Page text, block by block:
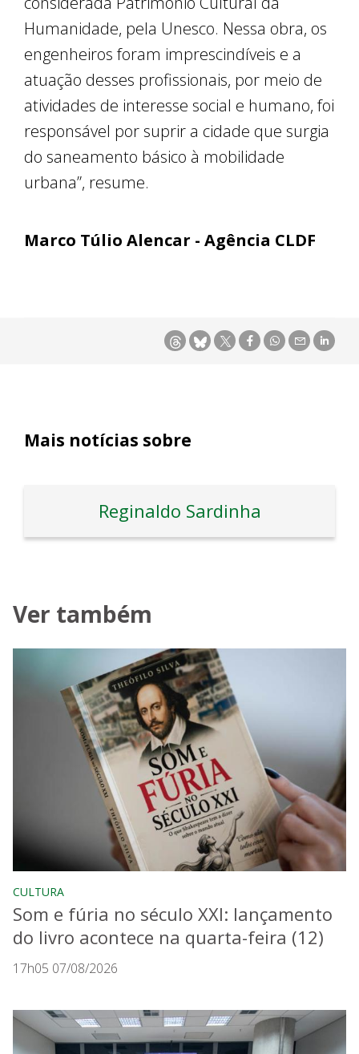
Humanidade, pela Unesco. Nessa obra, os
engenheiros foram imprescindíveis e a
atuação desses profissionais, por meio de
atividades de interesse social e humano, foi
responsável por suprir a cidade que surgia
do saneamento básico à mobilidade
urbana”, resume.
Marco Túlio Alencar - Agência CLDF
Mais notícias sobre
Reginaldo Sardinha
Ver também
CULTURA
Som e fúria no século XXI: lançamento
do livro acontece na quarta-feira (12)
17h05 07/08/2026